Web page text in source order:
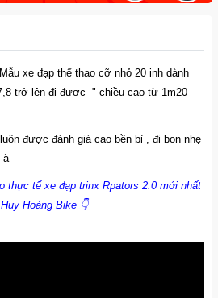
Mẫu xe đạp thể thao cỡ nhỏ 20 inh dành
trở lên đi được " chiều cao từ 1m20
luôn được đánh giá cao bền bỉ , đi bon nhẹ
à
thực tế xe đạp trinx Rpators 2.0 mới nhất
Hoàng Bike 👇